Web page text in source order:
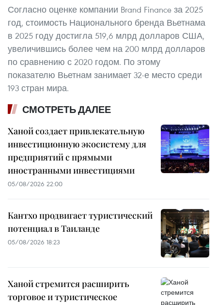
Согласно оценке компании Brand Finance за 2025
год, стоимость Национального бренда Вьетнама
в 2025 году достигла 519,6 млрд долларов США,
увеличившись более чем на 200 млрд долларов
по сравнению с 2020 годом. По этому
показателю Вьетнам занимает 32-е место среди
193 стран мира.
СМОТРЕТЬ ДАЛЕЕ
Ханой создает привлекательную
инвестиционную экосистему для
предприятий с прямыми
иностранными инвестициями
05/08/2026 22:00
Кантхо продвигает туристический
потенциал в Таиланде
05/08/2026 18:23
Ханой стремится расширить
торговое и туристическое